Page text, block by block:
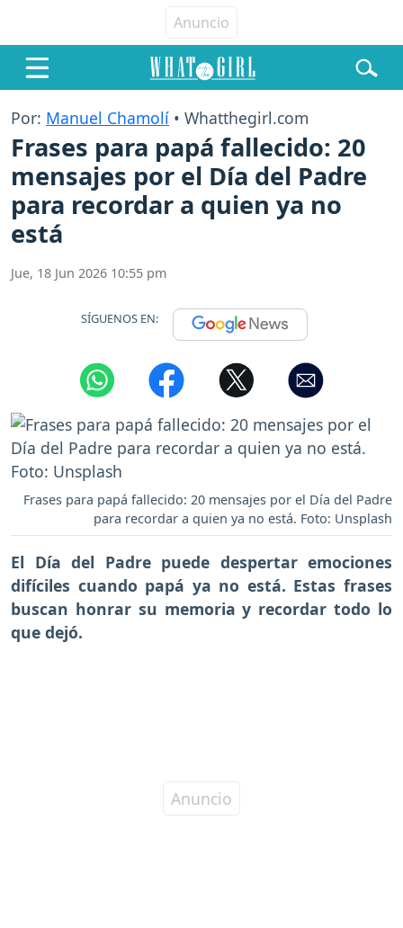
Por: Manuel Chamolí • Whatthegirl.com
Frases para papá fallecido: 20
mensajes por el Día del Padre
para recordar a quien ya no
está
Jue, 18 Jun 2026 10:55 pm
SÍGUENOS EN:
Frases para papá fallecido: 20 mensajes por el Día del Padre
para recordar a quien ya no está. Foto: Unsplash
El Día del Padre puede despertar emociones
difíciles cuando papá ya no está. Estas frases
buscan honrar su memoria y recordar todo lo
que dejó.